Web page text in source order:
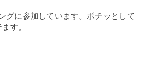
グに参加しています。ポチッとして
す。